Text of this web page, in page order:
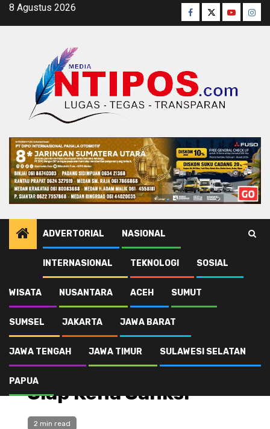
Skip8 Agustus 2026 Facebook
TwitterYoutube
ADVERTORIAL NASIONAL
INTERNASIONAL TEKNOLOGI SOSIAL
WISATA NUSANTARA ACEH SUMUT
SUMSEL JAKARTA JAWA BARAT
JAWA TENGAH JAWA TIMUR SULAWESI SELATAN
PAPUA
Publik
Kedapatan Tidak Pakai Masker, Siap Siap Kena Sanksi
Publik
Kedapatan Tidak
Pakai Masker, Siap
Siap Kena Sanksi
2 min read